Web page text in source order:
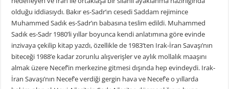
olduğu iddiasıydı. Bakır es-Sadr’ın cesedi Saddam rejimince
Muhammed Sadık es-Sadr’ın babasına teslim edildi. Muhammed
Sadık es-Sadr 1980’li yıllar boyunca kendi anlatımına göre evinde
inzivaya çekilip kitap yazdı, özellikle de 1983’ten Irak-İran Savaşı’nın
biteceği 1988’e kadar zorunlu alışverişler ve aylık mollalık maaşını
almak üzere Necef’in merkezine gitmesi dışında hep evindeydi. Irak-
İran Savaşı’nın Necef’e verdiği gergin hava ve Necef’e o yıllarda